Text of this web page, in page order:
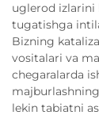
uglerod izlarini
tugatishga
Bizning
vositalari va
chegaralarda
lekin tabiatni